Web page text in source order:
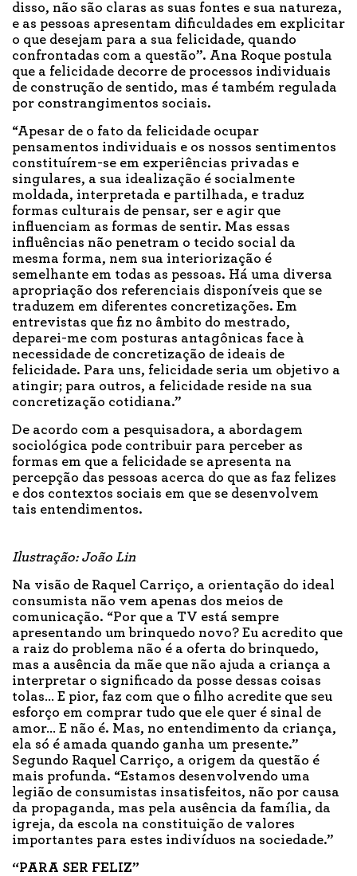
disso, não são claras as suas fontes e sua natureza,
e as pessoas apresentam dificuldades em explicitar
o que desejam para a sua felicidade, quando
confrontadas com a questão”. Ana Roque postula
que a felicidade decorre de processos individuais
de construção de sentido, mas é também regulada
por constrangimentos sociais.
“Apesar de o fato da felicidade ocupar
pensamentos individuais e os nossos sentimentos
constituírem-se em experiências privadas e
singulares, a sua idealização é socialmente
moldada, interpretada e partilhada, e traduz
formas culturais de pensar, ser e agir que
influenciam as formas de sentir. Mas essas
influências não penetram o tecido social da
mesma forma, nem sua interiorização é
semelhante em todas as pessoas. Há uma diversa
apropriação dos referenciais disponíveis que se
traduzem em diferentes concretizações. Em
entrevistas que fiz no âmbito do mestrado,
deparei-me com posturas antagônicas face à
necessidade de concretização de ideais de
felicidade. Para uns, felicidade seria um objetivo a
atingir; para outros, a felicidade reside na sua
concretização cotidiana.”
De acordo com a pesquisadora, a abordagem
sociológica pode contribuir para perceber as
formas em que a felicidade se apresenta na
percepção das pessoas acerca do que as faz felizes
e dos contextos sociais em que se desenvolvem
tais entendimentos.
Ilustração: João Lin
Na visão de Raquel Carriço, a orientação do ideal
consumista não vem apenas dos meios de
comunicação. “Por que a TV está sempre
apresentando um brinquedo novo? Eu acredito que
a raiz do problema não é a oferta do brinquedo,
mas a ausência da mãe que não ajuda a criança a
interpretar o significado da posse dessas coisas
tolas… E pior, faz com que o filho acredite que seu
esforço em comprar tudo que ele quer é sinal de
amor… E não é. Mas, no entendimento da criança,
ela só é amada quando ganha um presente.”
Segundo Raquel Carriço, a origem da questão é
mais profunda. “Estamos desenvolvendo uma
legião de consumistas insatisfeitos, não por causa
da propaganda, mas pela ausência da família, da
igreja, da escola na constituição de valores
importantes para estes indivíduos na sociedade.”
“PARA SER FELIZ”